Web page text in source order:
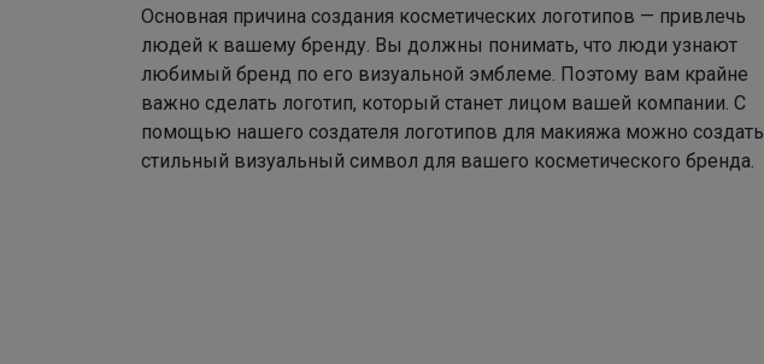
Основная причина создания косметических логотипов — привлечь
людей к вашему бренду. Вы должны понимать, что люди узнают
любимый бренд по его визуальной эмблеме. Поэтому вам крайне
важно сделать логотип, который станет лицом вашей компании. С
помощью нашего создателя логотипов для макияжа можно создать
стильный визуальный символ для вашего косметического бренда.